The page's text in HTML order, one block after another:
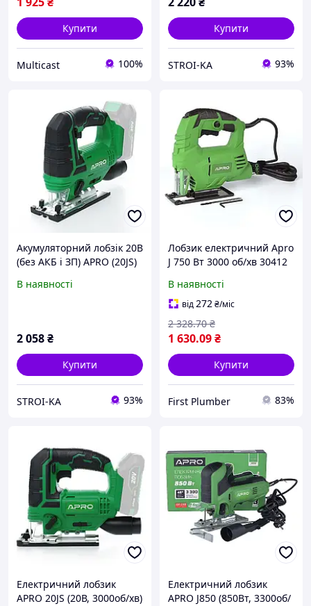
Купити
Multicast 100%
Купити
STROI-KA 93%
Акумуляторний лобзік 20В
(без АКБ і ЗП) APRO (20JS)
В наявності
2 058₴
Купити
STROI-KA 93%
Лобзик електричний Apro
J 750 Вт 3000 об/хв 30412
В наявності
від272₴/міс
1 630.09₴
2 328.70 ₴
Купити
First Plumber 83%
Електричний лобзик
APRO 20JS (20В, 3000об/хв)
Електричний лобзик
APRO J850 (850Вт, 3300об/